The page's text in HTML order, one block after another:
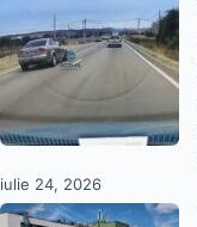
iulie 24, 2026